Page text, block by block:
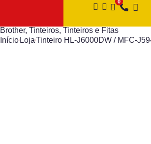
Brother, Tinteiros, Tinteiros e Fitas
Início LojaTinteiro HL-J6000DW / MFC-